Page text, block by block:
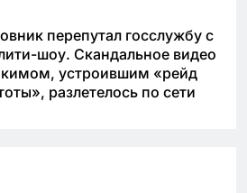
перепутал госслужбу с
шоу. Скандальное видео
устроившим «рейд
разлетелось по сети